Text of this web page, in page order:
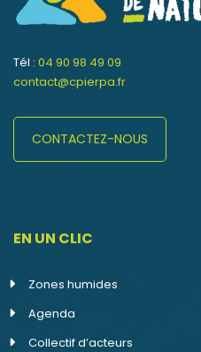
Tél : 04 90 98 49 09
contact@cpierpa.fr
CONTACTEZ-NOUS
EN UN CLIC
Zones humides
Agenda
Collectif d’acteurs